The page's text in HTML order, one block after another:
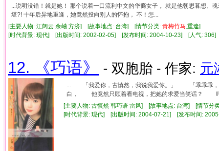
...说明没错！就是她！ 那个说着一口流利中文的华裔女子， 就是他朝思暮想
堪?! 十年后异地重逢，她竟然投向别人的怀抱， 不！怎...
[主要人物: 江阔云 余岫 方济] [故事地点: 台湾] [情节分类: 青梅竹马 ,重逢]
[时代背景: 现代] [出版时间: 2002-02-05] [发布时间: 2004-10-23] [人气:
12. 《巧语》 - 双胞胎 - 作家: 元
... 「我爱你，古慎然，我说我爱你。」 「乖乖乖
白， 他竟然只顾着看电视，把她的求爱当笑话？ 哼
[主要人物: 古慎然 韩巧语 雷风] [故事地点: 台湾] [情节分
[时代背景: 现代] [出版时间: 2004-07-21] [发布时间: